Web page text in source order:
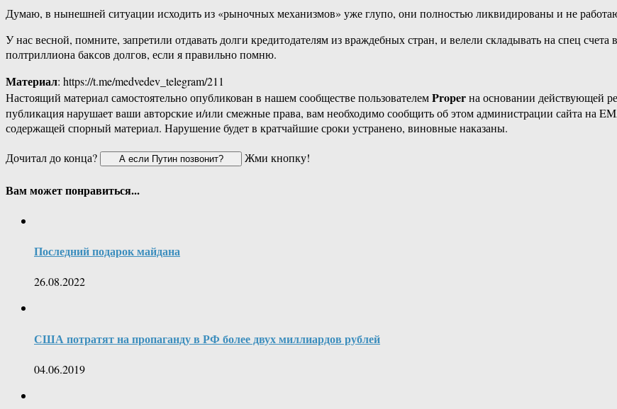
Думаю, в нынешней ситуации исходить из «рыночных механизмов» уже глупо, они полностью ликвидированы и не
У нас весной, помните, запретили отдавать долги кредитодателям из враждебных стран, и велели складывать на спец
полтриллиона баксов долгов, если я правильно помню.
Материал: https://t.me/medvedev_telegram/211
Настоящий материал самостоятельно опубликован в нашем сообществе пользователемProperна основании действующей
публикация нарушает ваши авторские и/или смежные права, вам необходимо сообщить об этом администрации сайта на
содержащей спорный материал. Нарушение будет в кратчайшие сроки устранено, виновные наказаны.
Дочитал до конца?
Жми кнопку!
Вам может понравиться...
Последний подарок майдана
26.08.2022
США потратят на пропаганду в РФ более двух миллиардов рублей
04.06.2019